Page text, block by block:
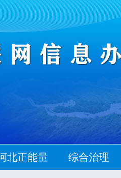
北正能量 综合治理